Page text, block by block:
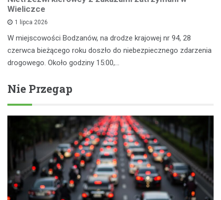
Wieliczce
1 lipca 2026
W miejscowości Bodzanów, na drodze krajowej nr 94, 28
czerwca bieżącego roku doszło do niebezpiecznego zdarzenia
drogowego. Około godziny 15:00,…
Nie Przegap